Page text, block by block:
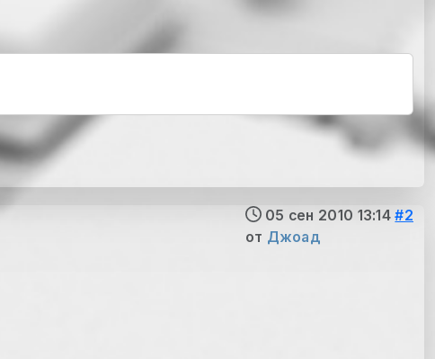
05 сен 2010 13:14 #2
от Джоад